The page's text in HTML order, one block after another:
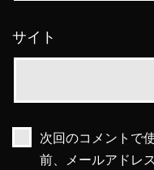
サイト
次回のコメントで
前、メールアドレ